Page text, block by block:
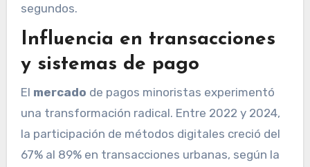
segundos.
Influencia en transacciones
y sistemas de pago
El mercado de pagos minoristas experimentó
una transformación radical. Entre 2022 y 2024,
la participación de métodos digitales creció del
67% al 89% en transacciones urbanas, según la